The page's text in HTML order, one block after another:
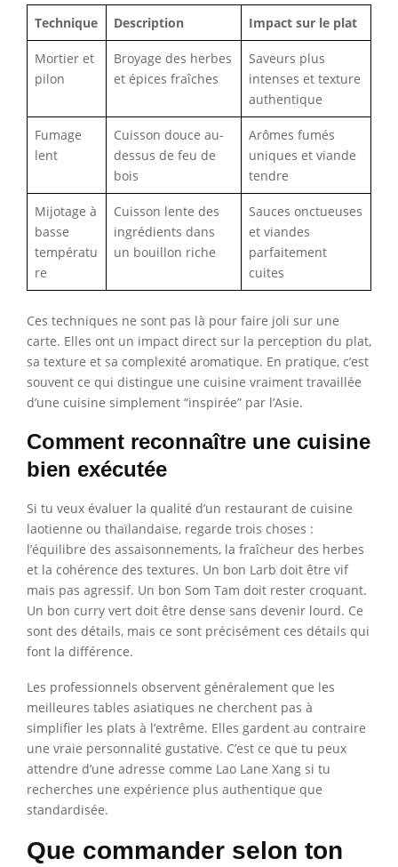
Technique Description Impact sur le plat
Mortier et
pilon
Broyage des herbes
et épices fraîches
Saveurs plus
intenses et texture
authentique
Fumage
lent
Cuisson douce au-
dessus de feu de
bois
Arômes fumés
uniques et viande
tendre
Mijotage à
basse
températu
re
Cuisson lente des
ingrédients dans
un bouillon riche
Sauces onctueuses
et viandes
parfaitement
cuites
Ces techniques ne sont pas là pour faire joli sur une
carte. Elles ont un impact direct sur la perception du plat,
sa texture et sa complexité aromatique. En pratique, c’est
souvent ce qui distingue une cuisine vraiment travaillée
d’une cuisine simplement “inspirée” par l’Asie.
Comment reconnaître une cuisine
bien exécutée
Si tu veux évaluer la qualité d’un restaurant de cuisine
laotienne ou thaïlandaise, regarde trois choses :
l’équilibre des assaisonnements, la fraîcheur des herbes
et la cohérence des textures. Un bon Larb doit être vif
mais pas agressif. Un bon Som Tam doit rester croquant.
Un bon curry vert doit être dense sans devenir lourd. Ce
sont des détails, mais ce sont précisément ces détails qui
font la différence.
Les professionnels observent généralement que les
meilleures tables asiatiques ne cherchent pas à
simplifier les plats à l’extrême. Elles gardent au contraire
une vraie personnalité gustative. C’est ce que tu peux
attendre d’une adresse comme Lao Lane Xang si tu
recherches une expérience plus authentique que
standardisée.
Que commander selon ton